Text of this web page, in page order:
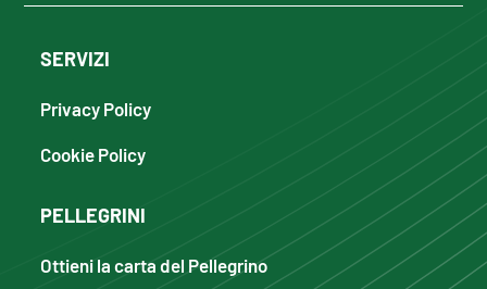
SERVIZI
Privacy Policy
Cookie Policy
PELLEGRINI
Ottieni la carta del Pellegrino